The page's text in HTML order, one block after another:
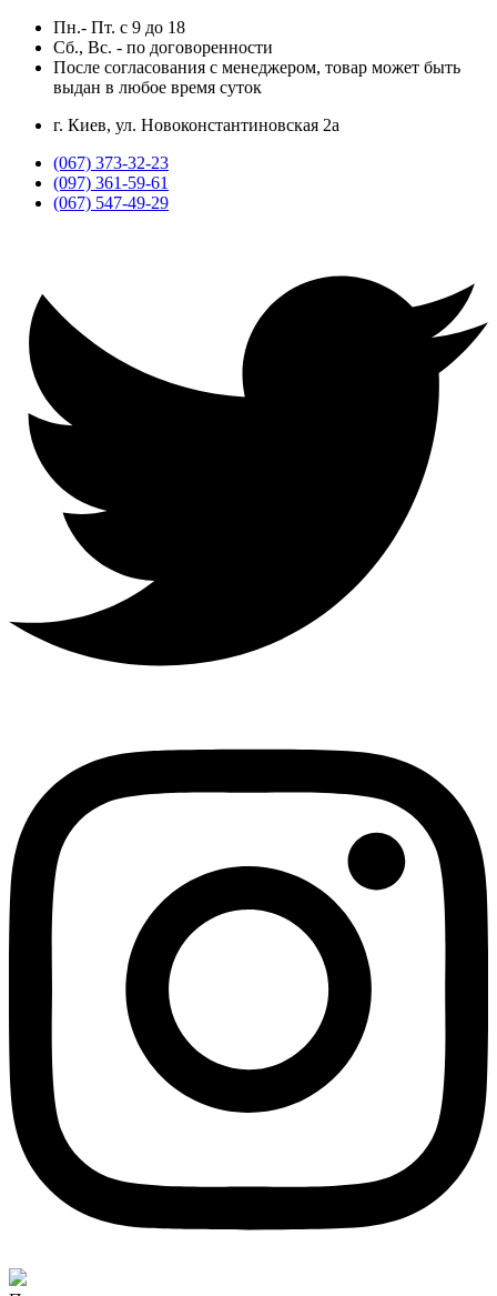
Пн.- Пт. с 9 до 18
Сб., Вс. - по договоренности
После согласования с менеджером, товар может быть
выдан в любое время суток
г. Киев, ул. Новоконстантиновская 2а
(067) 373-32-23
(097) 361-59-61
(067) 547-49-29